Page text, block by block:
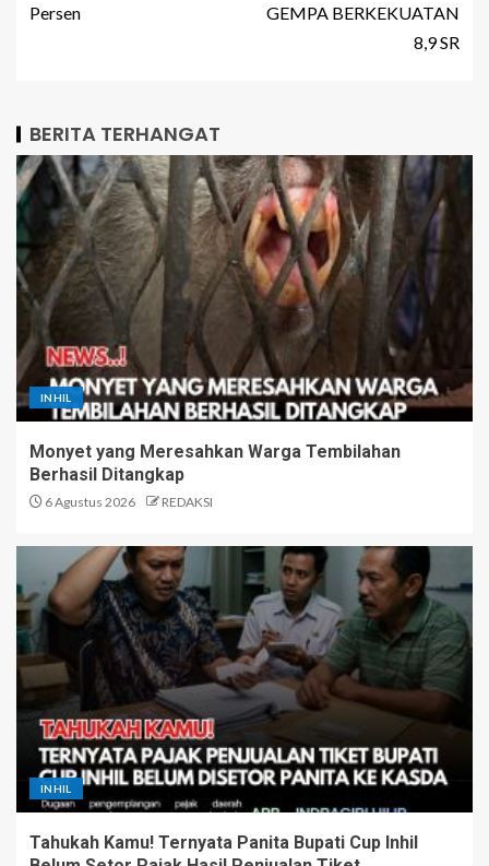
Persen
GEMPA BERKEKUATAN
8,9 SR
BERITA TERHANGAT
INHIL
Monyet yang Meresahkan Warga Tembilahan
Berhasil Ditangkap
6 Agustus 2026 REDAKSI
INHIL
Tahukah Kamu! Ternyata Panita Bupati Cup Inhil